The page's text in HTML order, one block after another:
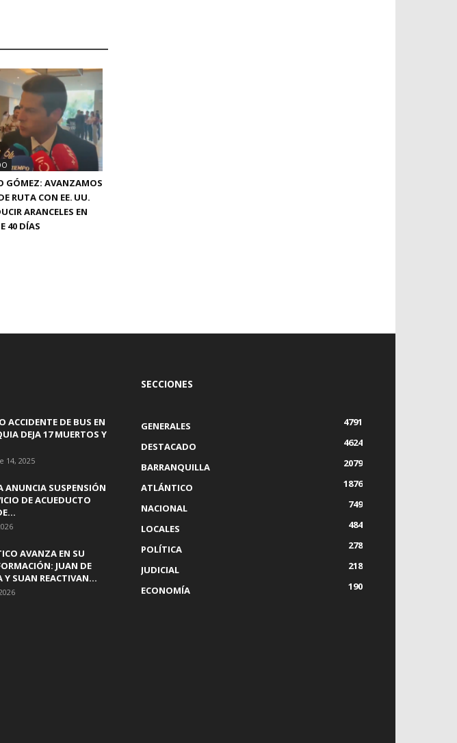
GÓMEZ: AVANZAMOS
RUTA CON EE. UU.
ARANCELES EN
40 DÍAS
ACCIDENTE DE BUS EN
DEJA 17 MUERTOS Y
14, 2025
ANUNCIA SUSPENSIÓN
DE ACUEDUCTO
AVANZA EN SU
JUAN DE
Y SUAN REACTIVAN...
SECCIONES
GENERALES
4791
DESTACADO
4624
BARRANQUILLA
2079
ATLÁNTICO
1876
NACIONAL
749
LOCALES
484
POLÍTICA
278
JUDICIAL
218
ECONOMÍA
190